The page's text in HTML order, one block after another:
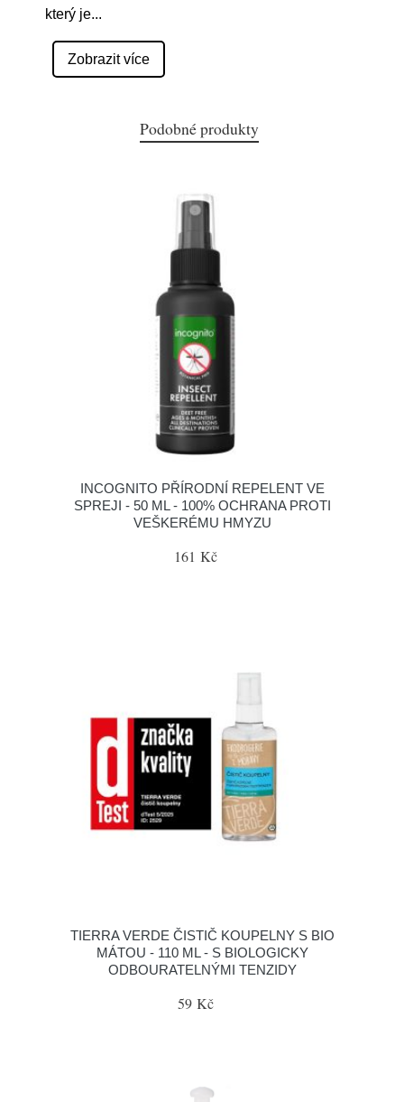
který je...
Zobrazit více
Podobné produkty
INCOGNITO PŘÍRODNÍ REPELENT VE
SPREJI - 50 ML - 100% OCHRANA PROTI
VEŠKERÉMU HMYZU
161 Kč
TIERRA VERDE ČISTIČ KOUPELNY S BIO
MÁTOU - 110 ML - S BIOLOGICKY
ODBOURATELNÝMI TENZIDY
59 Kč